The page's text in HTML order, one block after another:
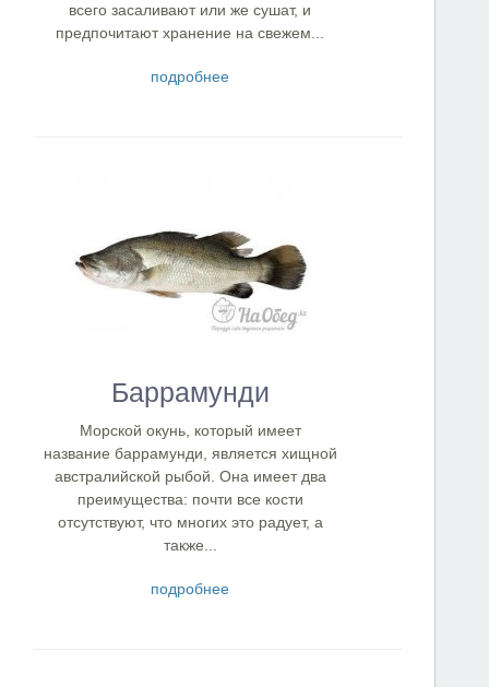
всего засаливают или же сушат, и
предпочитают хранение на свежем...
подробнее
Баррамунди
Морской окунь, который имеет
название баррамунди, является хищной
австралийской рыбой. Она имеет два
преимущества: почти все кости
отсутствуют, что многих это радует, а
также...
подробнее